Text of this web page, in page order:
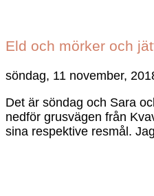
Eld och mörker och
söndag, 11 november,
Det är söndag och Sara
nedför grusvägen från
sina respektive resmål.